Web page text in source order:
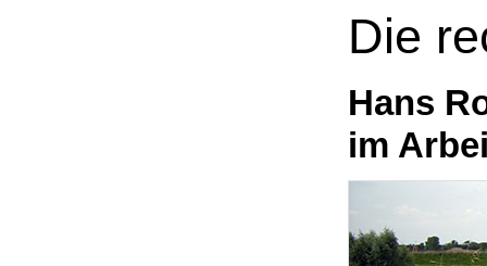
Die
Hans
im